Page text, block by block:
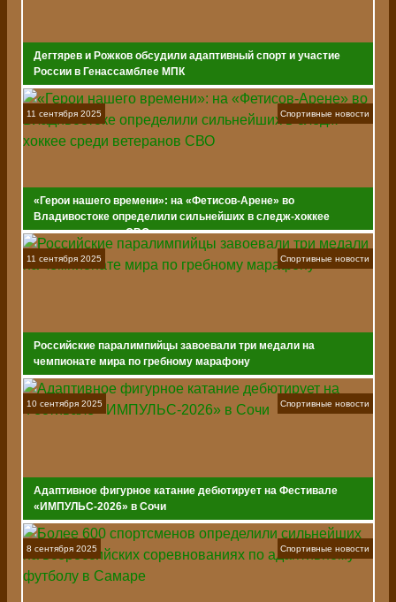
Дегтярев и Рожков обсудили адаптивный спорт и участие
России в Генассамблее МПК
11 сентября 2025
«Герои нашего времени»: на «Фетисов-Арене» во
Владивостоке определили сильнейших в следж-хоккее
среди ветеранов СВО
Спортивные новости
11 сентября 2025
Российские паралимпийцы завоевали три медали на
чемпионате мира по гребному марафону
Спортивные новости
10 сентября 2025
Адаптивное фигурное катание дебютирует на Фестивале
«ИМПУЛЬС-2026» в Сочи
Спортивные новости
8 сентября 2025 Спортивные новости